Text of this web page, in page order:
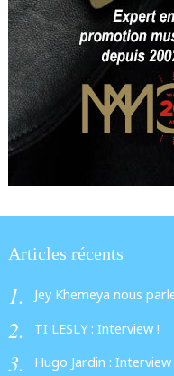
Articles récents
Jey Khemeya nous
TI LESLY : Interview !
Hugo Jardin :